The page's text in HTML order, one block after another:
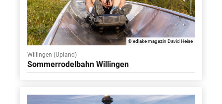
© edlake magazin David Heise
Willingen (Upland)
Sommerrodelbahn Willingen